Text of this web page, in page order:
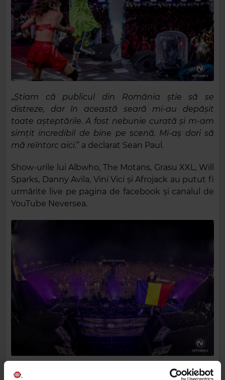
„Știam că publicul din România știe să se
distreze, dar în această seară mi-au depășit
toate așteptările. A fost nebunie curată și m-am
simțit incredibil de bine pe scenă. Mi-aș dori să
mă reîntorc aici.” a declarat Sean Paul.
Show-urile lui Albwho, The Motans, Grasu XXL, Will
Sparks, Danny Avila, Vini Vici și Afrojack au putut fi
urmărite live pe pagina de facebook și canalul de
YouTube Neversea.
Pe celelalte scene au concertat alți peste 30 de